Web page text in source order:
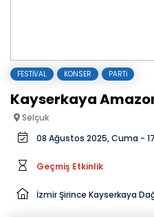
FESTIVAL KONSER PARTI
Kayserkaya
Selçuk
08 Ağustos 2025, Cuma -
Geçmiş Etkinlik
İzmir Şirince Kayserkaya